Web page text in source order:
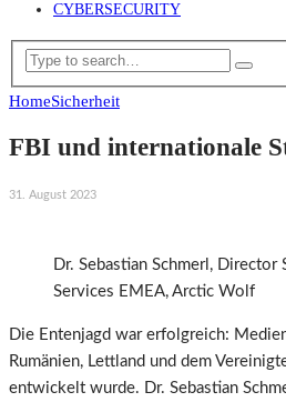
CYBERSECURITY
HomeSicherheit
FBI und internationale
31. August 2023
Dr. Sebastian Schmerl, Director
Services EMEA, Arctic Wolf
Die Entenjagd war erfolgreich:
Rumänien, Lettland und dem
entwickelt wurde. Dr. Sebastian